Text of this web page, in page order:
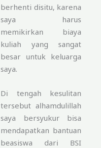
berhenti disitu, karena
saya harus
memikirkan biaya
kuliah yang sangat
besar untuk keluarga
saya.
Di tengah kesulitan
tersebut alhamdulillah
saya bersyukur bisa
mendapatkan bantuan
beasiswa dari BSI